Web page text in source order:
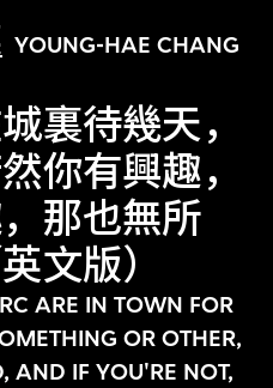
YOUNG-HAE CHANG
裏待幾天，
你有興趣，
那也無所
文版）
ARE IN TOWN FOR
OR OTHER,
AND IF YOU'RE NOT,